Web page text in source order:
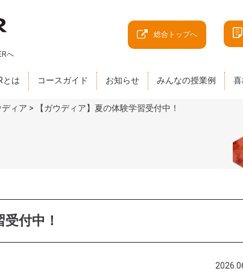
へ
とは コースガイド お知らせ みんなの授業例
総合トップへ
ディア > 【ガウディア】夏の体験学習受付中！
付中！